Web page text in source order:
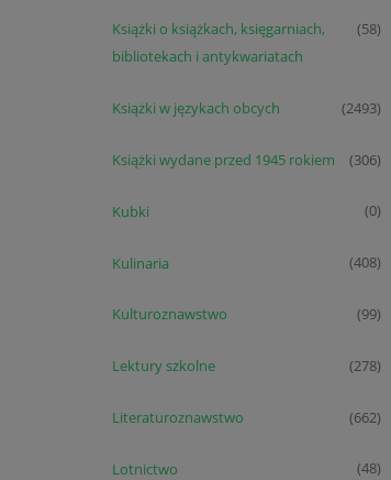
Książki o książkach, księgarniach,
bibliotekach i antykwariatach
(58)
Książki w językach obcych (2493)
Książki wydane przed 1945 rokiem (306)
Kubki (0)
Kulinaria (408)
Kulturoznawstwo (99)
Lektury szkolne (278)
Literaturoznawstwo (662)
Lotnictwo (48)